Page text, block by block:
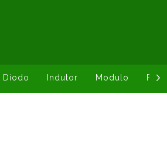
Diodo Indutor Modulo